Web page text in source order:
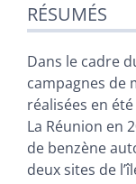
Index
Plan
Texte
Bibliographie
Illustrations
Citer cet article
Auteurs
RÉSUMÉS
Dans le cadre
campagnes de
réalisées en
La Réunion en
de benzène
deux sites de